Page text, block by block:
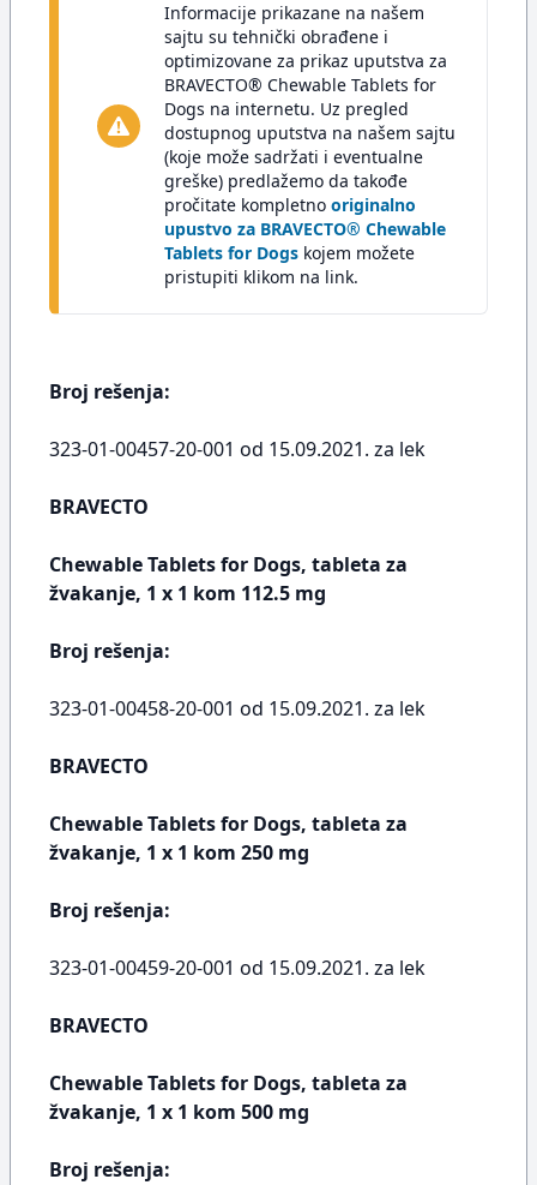
Informacije prikazane na našem
sajtu su tehnički obrađene i
optimizovane za prikaz uputstva za
BRAVECTO® Chewable Tablets for
Dogs na internetu. Uz pregled
dostupnog uputstva na našem sajtu
(koje može sadržati i eventualne
greške) predlažemo da takođe
pročitate kompletno originalno
upustvo za BRAVECTO® Chewable
Tablets for Dogs kojem možete
pristupiti klikom na link.
Broj rešenja:
323-01-00457-20-001 od 15.09.2021. za lek
BRAVECTO
Chewable Tablets for Dogs, tableta za
žvakanje, 1 x 1 kom 112.5 mg
Broj rešenja:
323-01-00458-20-001 od 15.09.2021. za lek
BRAVECTO
Chewable Tablets for Dogs, tableta za
žvakanje, 1 x 1 kom 250 mg
Broj rešenja:
323-01-00459-20-001 od 15.09.2021. za lek
BRAVECTO
Chewable Tablets for Dogs, tableta za
žvakanje, 1 x 1 kom 500 mg
Broj rešenja: